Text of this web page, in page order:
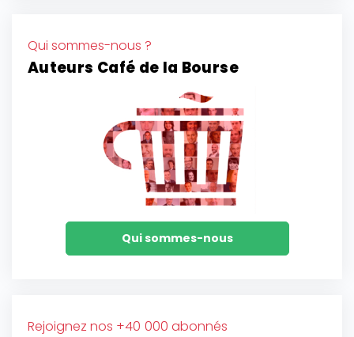
Qui sommes-nous ?
Auteurs Café de la Bourse
Qui sommes-nous
Rejoignez nos +40 000 abonnés